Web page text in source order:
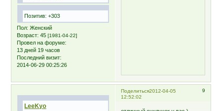
Позитив: +303
Пол: Женский
Возраст: 45[1981-04-22]
Провел на форуме:
13 дней 19 часов
Последний визит:
2014-06-29 00:25:26
Поделиться 9
2012-04-05
12:52:02
LeeKyo